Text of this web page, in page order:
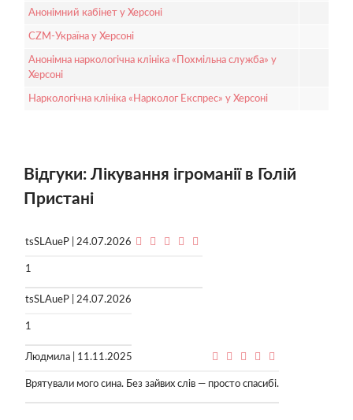
Анонімний кабінет у Херсоні
CZM-Україна у Херсоні
Анонімна наркологічна клініка «Похмільна служба» у
Херсоні
Наркологічна клініка «Нарколог Експрес» у Херсоні
Відгуки: Лікування ігроманії в Голій
Пристані
tsSLAueP | 24.07.2026
1
tsSLAueP | 24.07.2026
1
Людмила | 11.11.2025
Врятували мого сина. Без зайвих слів — просто спасибі.